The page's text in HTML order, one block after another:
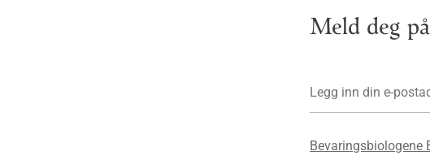
Meld deg
Bevaringsbiologene